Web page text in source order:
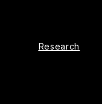
Research